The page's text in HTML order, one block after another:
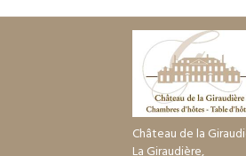
Château de la